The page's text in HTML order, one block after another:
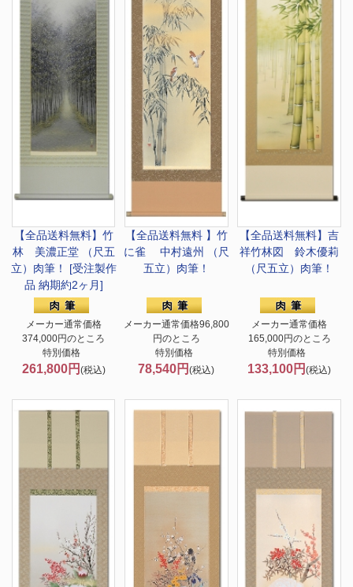
【全品送料無料】 竹
林 美濃正堂 （尺五
立）肉筆！ [受注製作
品 納期約2ヶ月]
メーカー通常価格
374,000円のところ
特別価格
261,800円 (税込)
【全品送料無料 】 竹
に雀 中村遠州 （尺
五立）肉筆！
メーカー通常価格96,800
円のところ
特別価格
78,540円(税込)
【全品送料無料】吉
祥竹林図 鈴木優莉
（尺五立）肉筆！
メーカー通常価格
165,000円のところ
特別価格
133,100円(税込)